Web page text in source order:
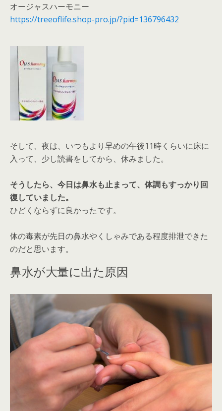
オージャスハーモニー
https://treeoflife.shop-pro.jp/?pid=136796432
そして、夜は、いつもより早めの午後11時くらいに床に
入って、少し読書をしてから、休みました。
そうしたら、今日は鼻水も止まって、体調もすっかり回
復していました。
ひどくならずに良かったです。
体の毒素が先日の鼻水やくしゃみである程度排泄できた
のだと思います。
鼻水が大量に出た原因